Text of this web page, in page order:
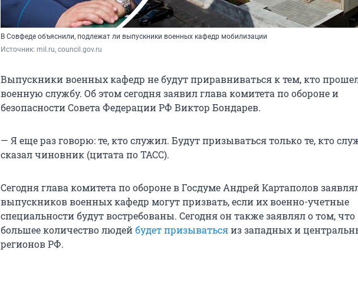
В Совфеде объяснили, подлежат ли выпускники военных кафедр мобилизации
Источник: mil.ru, council.gov.ru
Выпускники военных кафедр не будут приравниваться к тем, кто
военную службу. Об этом сегодня заявил глава комитета по обороне и
безопасности Совета Федерации РФ Виктор Бондарев.
— Я еще раз говорю: те, кто служил. Будут призываться только те, кто
сказал чиновник (цитата по ТАСС).
Сегодня глава комитета по обороне в Госдуме Андрей Картаполов
выпускников военных кафедр могут призвать, если их военно-учетные
специальности будут востребованы. Сегодня он также заявлял о том, что
большее количество людейбудет призыватьсяиз западных и
регионов РФ.